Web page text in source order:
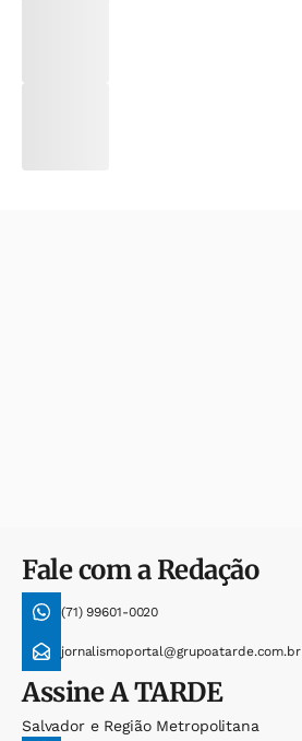
Fale com a Redação
(71) 99601-0020
jornalismoportal@grupoatarde.com.br
AssineA TARDE
Salvador e Região Metropolitana